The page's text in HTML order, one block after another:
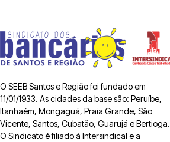
O SEEB Santos e Região foi fundado em
11/01/1933. As cidades da base são: Peruíbe,
Itanhaém, Mongaguá, Praia Grande, São
Vicente, Santos, Cubatão, Guarujá e Bertioga.
O Sindicato é filiado à Intersindical e a